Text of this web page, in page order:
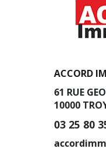
ACCORD
61 RUE
10000
03 25 80